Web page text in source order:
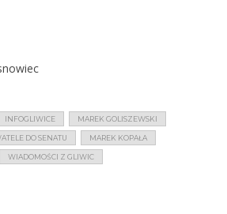
INFOGLIWICE MAREK GOLISZEWSKI
DO SENATU MAREK KOPAŁA
WIADOMOŚCI Z GLIWIC